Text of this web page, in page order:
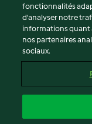
Conditions
Politique de
Non-responsabilité
Mentions légales
Contenu du rapport
Déclaration
fonctionnalités
d’analyser notre
informations quant
nos partenaires
sociaux.